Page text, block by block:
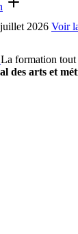
2026 Voir
La formation
des arts et